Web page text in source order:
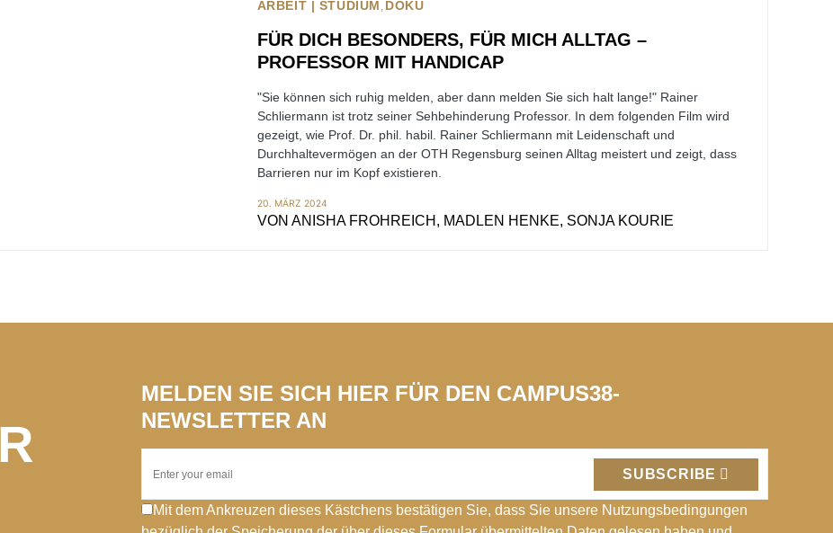
ARBEIT | STUDIUM DOKU
FÜR DICH BESONDERS, FÜR MICH ALLTAG –
PROFESSOR MIT HANDICAP
"Sie können sich ruhig melden, aber dann melden Sie sich halt lange!" Rainer
Schliermann ist trotz seiner Sehbehinderung Professor. In dem folgenden Film wird
gezeigt, wie Prof. Dr. phil. habil. Rainer Schliermann mit Leidenschaft und
Durchhaltevermögen an der OTH Regensburg seinen Alltag meistert und zeigt, dass
Barrieren nur im Kopf existieren.
20. MÄRZ 2024
VON ANISHA FROHREICH, MADLEN HENKE, SONJA KOURIE
MELDEN SIE SICH HIER FÜR DEN CAMPUS38-
NEWSLETTER AN
SUBSCRIBE
Mit dem Ankreuzen dieses Kästchens bestätigen Sie, dass Sie unsere Nutzungsbedingungen